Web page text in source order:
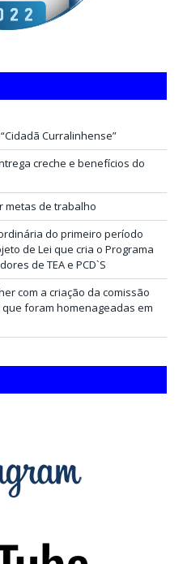
Curralinhense”
creche e benefícios do
metas de trabalho
do primeiro período
de Lei que cria o Programa
de TEA e PCD`S
com a criação da comissão
foram homenageadas em